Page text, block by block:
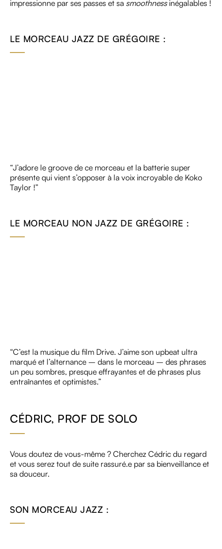
impressionne par ses passes et sa smoothnessinégalables !
LE MORCEAU JAZZ DE GRÉGOIRE :
“J’adore le groove de ce morceau et la batterie super
présente qui vient s’opposer à la voix incroyable de Koko
Taylor !”
LE MORCEAU NON JAZZ DE GRÉGOIRE :
“C’est la musique du film Drive. J’aime son upbeat ultra
marqué et l’alternance – dans le morceau – des phrases
un peu sombres, presque effrayantes et de phrases plus
entraînantes et optimistes.”
CÉDRIC, PROF DE SOLO
Vous doutez de vous-même ? Cherchez Cédric du regard
et vous serez tout de suite rassuré.e par sa bienveillance et
sa douceur.
SON MORCEAU JAZZ :